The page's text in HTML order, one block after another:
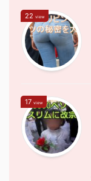
22 view
17 view